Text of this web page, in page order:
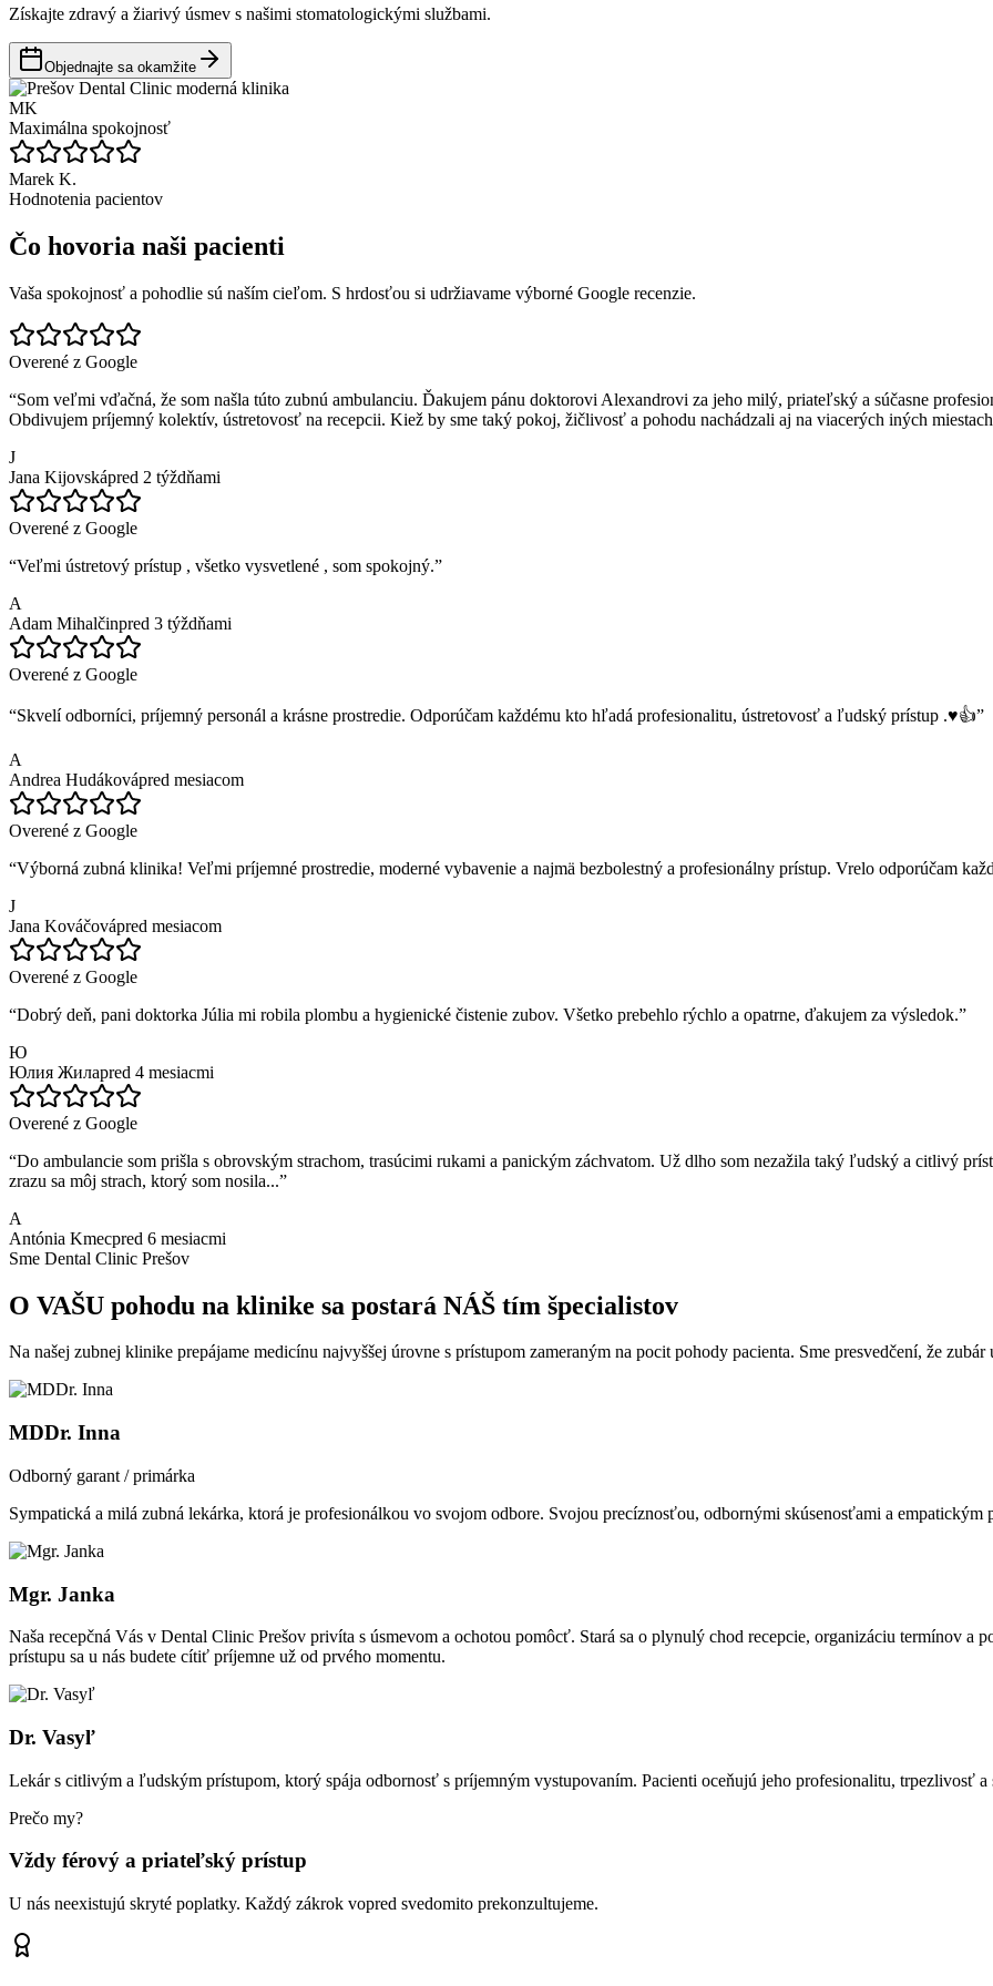
Získajte zdravý a žiarivý úsmev s našimi stomatologickými službami.
Objednajte sa okamžite
MK
Maximálna spokojnosť
Marek K.
Hodnotenia pacientov
Čo hovoria naši pacienti
Vaša spokojnosť a pohodlie sú naším cieľom. S hrdosťou si udržiavame výborné Google recenzie.
Overené z Google
“Som veľmi vďačná, že som našla túto zubnú ambulanciu. Ďakujem pánu doktorovi Alexandrovi za jeho milý, priateľský a súčasne
Obdivujem príjemný kolektív, ústretovosť na recepcii. Kiež by sme taký pokoj, žičlivosť a pohodu nachádzali aj na viacerých iných
J
Jana Kijovskápred 2 týždňami
Overené z Google
“Veľmi ústretový prístup , všetko vysvetlené , som spokojný.”
A
Adam Mihalčinpred 3 týždňami
Overené z Google
“Skvelí odborníci, príjemný personál a krásne prostredie. Odporúčam každému kto hľadá profesionalitu, ústretovosť a ľudský prístup .♥️👍”
A
Andrea Hudákovápred mesiacom
Overené z Google
“Výborná zubná klinika! Veľmi príjemné prostredie, moderné vybavenie a najmä bezbolestný a profesionálny prístup. Vrelo odporúčam
J
Jana Kováčovápred mesiacom
Overené z Google
“Dobrý deň, pani doktorka Júlia mi robila plombu a hygienické čistenie zubov. Všetko prebehlo rýchlo a opatrne, ďakujem za výsledok.”
Ю
Юлия Жилаpred 4 mesiacmi
Overené z Google
“Do ambulancie som prišla s obrovským strachom, trasúcimi rukami a panickým záchvatom. Už dlho som nezažila taký ľudský a citlivý
zrazu sa môj strach, ktorý som nosila...”
A
Antónia Kmecpred 6 mesiacmi
Sme Dental Clinic Prešov
O VAŠU pohodu na klinike sa postará NÁŠ tím špecialistov
Na našej zubnej klinike prepájame medicínu najvyššej úrovne s prístupom zameraným na pocit pohody pacienta. Sme presvedčení, že
MDDr. Inna
Odborný garant / primárka
Sympatická a milá zubná lekárka, ktorá je profesionálkou vo svojom odbore. Svojou precíznosťou, odbornými skúsenosťami a empatickým
Mgr. Janka
Naša recepčná Vás v Dental Clinic Prešov privíta s úsmevom a ochotou pomôcť. Stará sa o plynulý chod recepcie, organizáciu termínov a
prístupu sa u nás budete cítiť príjemne už od prvého momentu.
Dr. Vasyľ
Lekár s citlivým a ľudským prístupom, ktorý spája odbornosť s príjemným vystupovaním. Pacienti oceňujú jeho profesionalitu, trpezlivosť
Prečo my?
Vždy férový a priateľský prístup
U nás neexistujú skryté poplatky. Každý zákrok vopred svedomito prekonzultujeme.